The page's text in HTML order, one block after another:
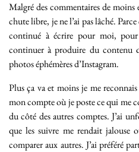
Malgré des commentaires de moins
chute libre, je ne l’ai pas lâché.
continué à écrire pour moi,
continuer à produire du contenu
photos éphémères d’Instagram.
Plus ça va et moins je me
mon compte où je poste ce qui me
du côté des autres comptes. J’ai
que les suivre me rendait jalouse
comparer aux autres. J’ai préféré